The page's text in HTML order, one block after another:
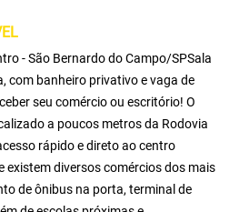
- São Bernardo do Campo/SPSala
com banheiro privativo e vaga de
seu comércio ou escritório! O
a poucos metros da Rodovia
rápido e direto ao centro
existem diversos comércios dos mais
de ônibus na porta, terminal de